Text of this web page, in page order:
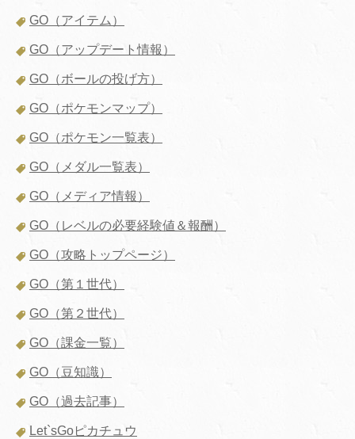
GO（アイテム）
GO（アップデート情報）
GO（ボールの投げ方）
GO（ポケモンマップ）
GO（ポケモン一覧表）
GO（メダル一覧表）
GO（メディア情報）
GO（レベルの必要経験値＆報酬）
GO（攻略トップページ）
GO（第１世代）
GO（第２世代）
GO（課金一覧）
GO（豆知識）
GO（過去記事）
Let`sGoピカチュウ